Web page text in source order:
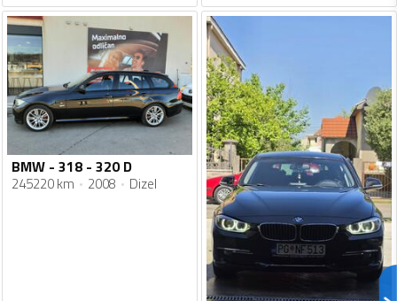
BMW - 318 - 320 D
245220 km 2008 Dizel